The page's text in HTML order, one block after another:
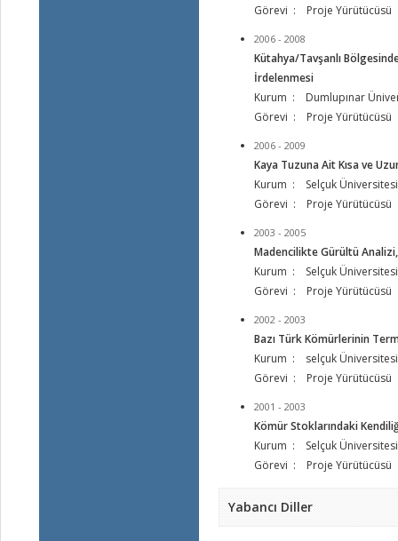
Görevi : Proje Yürütücüsü
2006 - 2008
Kütahya/Tavşanlı
İrdelenmesi
Kurum : Dumlupınar
Görevi : Proje Yürütücüsü
2006 - 2009
Kaya Tuzuna Ait Kısa ve
Kurum : Selçuk Üniversitesi
Görevi : Proje Yürütücüsü
2003 - 2005
Madencilikte Gürültü
Kurum : Selçuk Üniversitesi
Görevi : Proje Yürütücüsü
2002 - 2003
Bazı Türk Kömürlerinin
Kurum : selçuk Üniversitesi
Görevi : Proje Yürütücüsü
2001 - 2003
Kömür Stoklarındaki
Kurum : Selçuk Üniversitesi
Görevi : Proje Yürütücüsü
Yabancı Diller